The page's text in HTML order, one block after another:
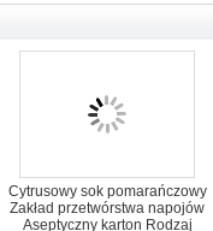
Cytrusowy sok pomarańczowy
Zakład przetwórstwa napojów
Aseptyczny karton Rodzaj